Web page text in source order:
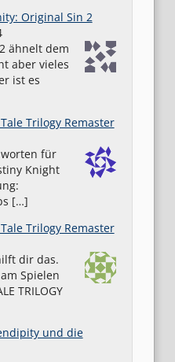
Original Sin 2
ähnelt dem
aber vieles
ist es
Trilogy Remaster
für
Knight
[…]
Trilogy Remaster
dir das.
Spielen
TRILOGY
und die